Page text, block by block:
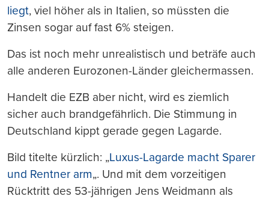
liegt, viel höher als in Italien, so müssten die
Zinsen sogar auf fast 6% steigen.
Das ist noch mehr unrealistisch und beträfe auch
alle anderen Eurozonen-Länder gleichermassen.
Handelt die EZB aber nicht, wird es ziemlich
sicher auch brandgefährlich. Die Stimmung in
Deutschland kippt gerade gegen Lagarde.
Bild titelte kürzlich: „Luxus-Lagarde macht Sparer
und Rentner arm„. Und mit dem vorzeitigen
Rücktritt des 53-jährigen Jens Weidmann als